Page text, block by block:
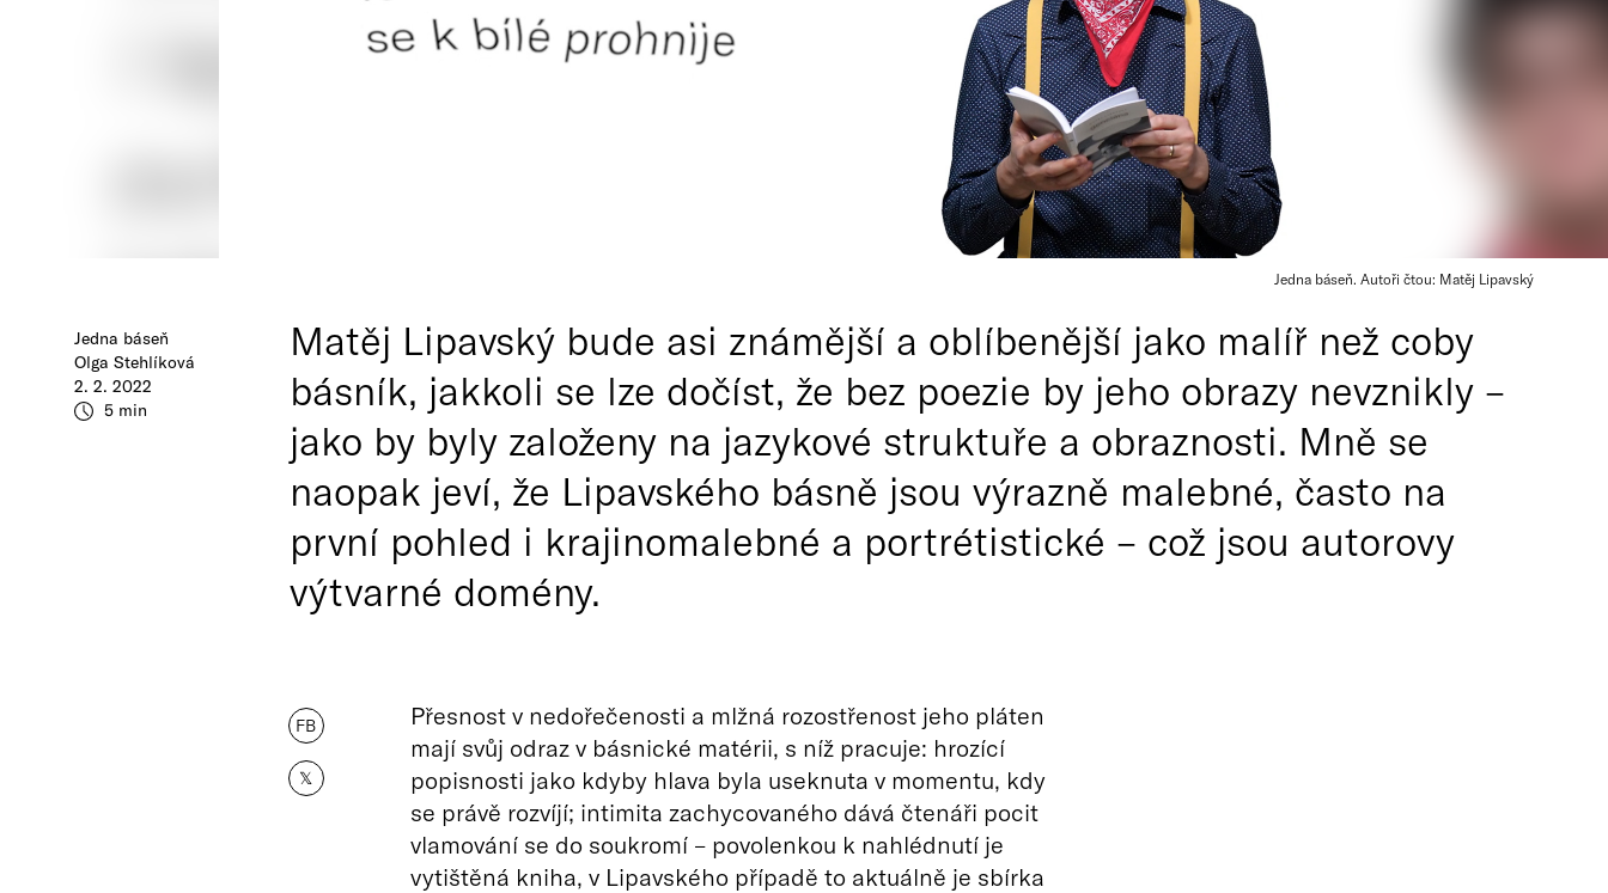
Jedna báseň. Autoři čtou: Matěj Lipavský
Jedna báseň
Olga Stehlíková
2. 2. 2022
5 min
Matěj Lipavský bude asi známější a oblíbenější jako malíř než coby
básník, jakkoli se lze dočíst, že bez poezie by jeho obrazy nevznikly –
jako by byly založeny na jazykové struktuře a obraznosti. Mně se
naopak jeví, že Lipavského básně jsou výrazně malebné, často na
první pohled i krajinomalebné a portrétistické – což jsou autorovy
výtvarné domény.
FB
𝕏
Přesnost v nedořečenosti a mlžná rozostřenost jeho pláten
mají svůj odraz v básnické matérii, s níž pracuje: hrozící
popisnosti jako kdyby hlava byla useknuta v momentu, kdy
se právě rozvíjí; intimita zachycovaného dává čtenáři pocit
vlamování se do soukromí – povolenkou k nahlédnutí je
vytištěná kniha, v Lipavského případě to aktuálně je sbírka